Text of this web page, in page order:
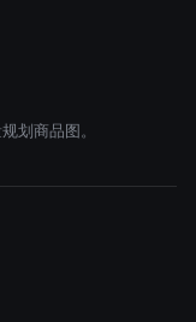
划商品图。